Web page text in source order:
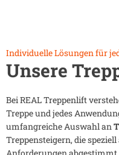
Individuelle Lösungen für
Unsere
Bei REAL Treppenlift
Treppe und jedes
umfangreiche Auswahl an
Treppensteigern, die